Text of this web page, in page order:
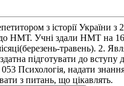
з історії України з
НМТ. Учні здали НМТ на
травень). 2.
здатна підготувати до
053 Психологія, надати
з питань, що цікавлять.